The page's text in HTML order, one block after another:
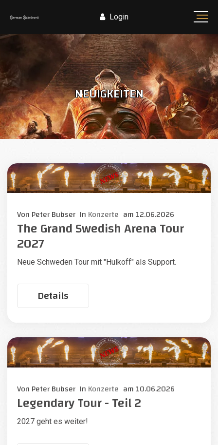
Login
NEUIGKEITEN
Von Peter Bubser In Konzerte am 12.06.2026
The Grand Swedish Arena Tour
2027
Neue Schweden Tour mit "Hulkoff" als Support.
Details
Von Peter Bubser In Konzerte am 10.06.2026
Legendary Tour - Teil 2
2027 geht es weiter!